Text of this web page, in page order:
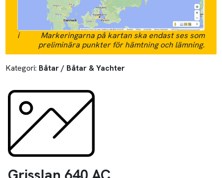
i
Markeringarna på kartan ska endast ses som
preliminära punkter för hämtning och lämning.
Kategori: Båtar / Båtar & Yachter